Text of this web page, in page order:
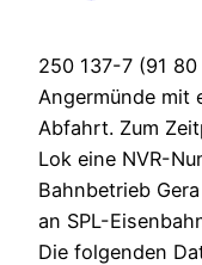
250 137-7 (91
Angermünde mit
Abfahrt. Zum
Lok eine NVR-
Bahnbetrieb
an SPL-
Die folgenden